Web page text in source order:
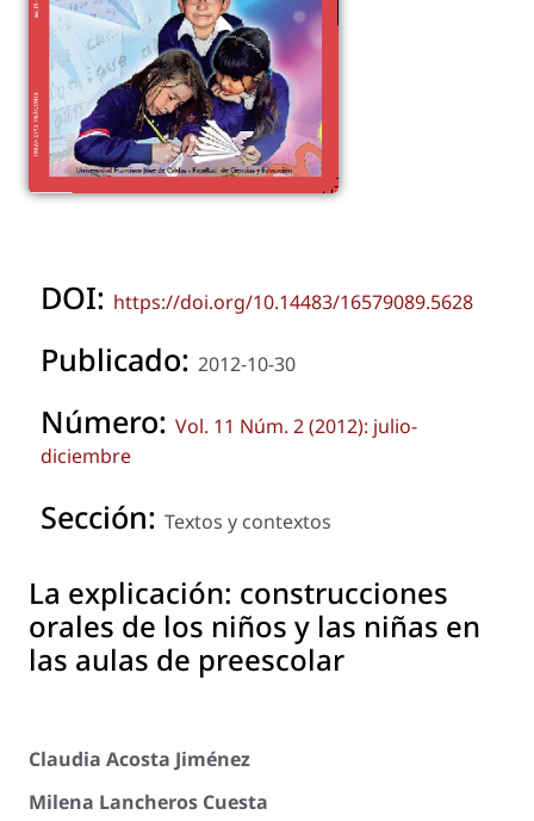
DOI: https://doi.org/10.14483/16579089.5628
Publicado: 2012-10-30
Número: Vol. 11 Núm. 2 (2012): julio-
diciembre
Sección: Textos y contextos
La explicación: construcciones
orales de los niños y las niñas en
las aulas de preescolar
Claudia Acosta Jiménez
Milena Lancheros Cuesta